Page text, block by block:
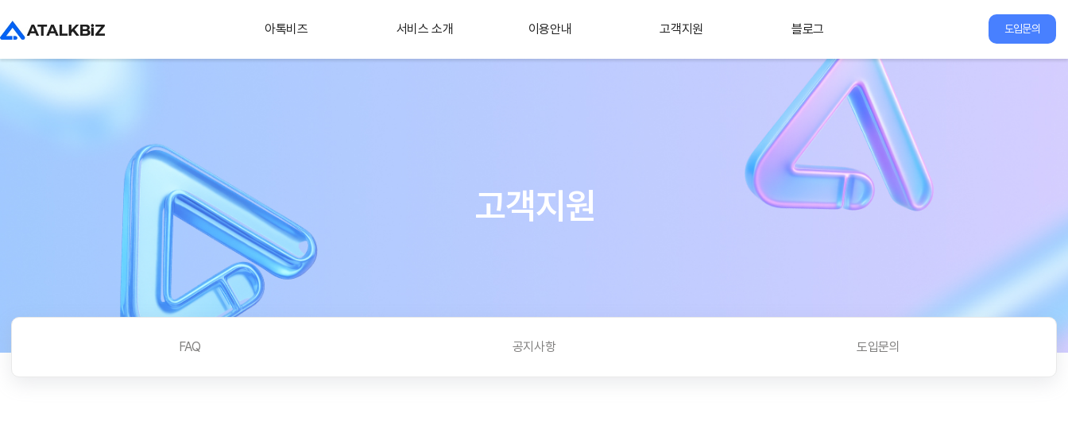
아톡비즈 서비스 소개 이용안내 고객지원 블로그 도입문의
고객지원
FAQ 공지사항 도입문의